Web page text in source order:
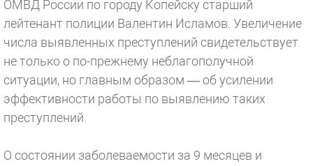
ОМВД России по городу Копейску старший
лейтенант полиции Валентин Исламов. Увеличение
числа выявленных преступлений свидетельствует
не только о по-прежнему неблагополучной
ситуации, но главным образом — об усилении
эффективности работы по выявлению таких
преступлений.
О состоянии заболеваемости за 9 месяцев и